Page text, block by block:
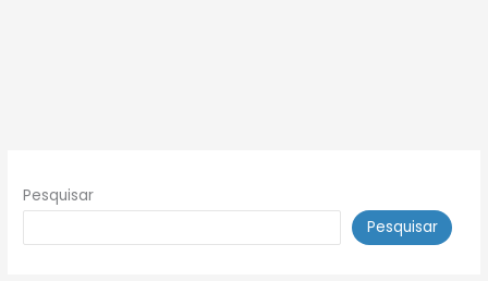
Pesquisar
Pesquisar